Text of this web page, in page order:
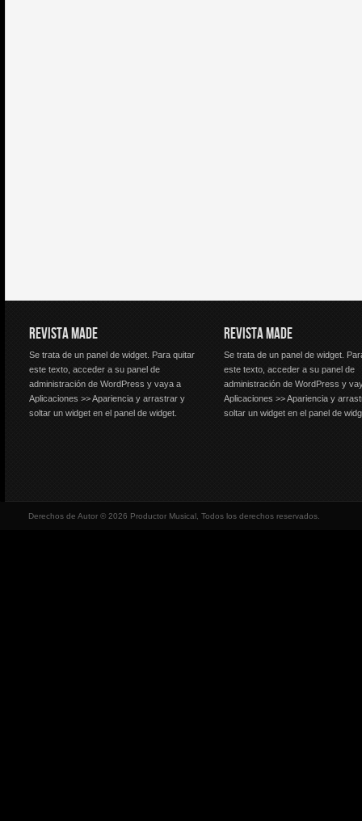
REVISTA MADE
Se trata de un panel de widget. Para quitar
este texto, acceder a su panel de
administración de WordPress y vaya a
Aplicaciones >> Apariencia y arrastrar y
soltar un widget en el panel de widget.
REVISTA MADE
Se trata de un panel de widget.
este texto, acceder a su panel de
administración de WordPress y
Aplicaciones >> Apariencia y
soltar un widget en el panel de
Derechos de Autor © 2026 Productor Musical, Todos los derechos reservados.